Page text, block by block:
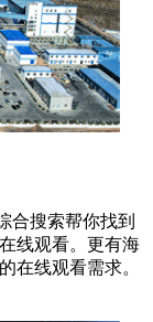
合搜索帮你找到
线观看。更有海
在线观看需求。